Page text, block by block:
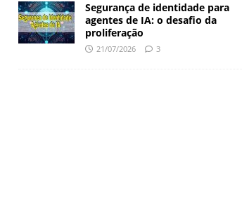
Segurança de identidade para
agentes de IA: o desafio da
proliferação
21/07/2026 3